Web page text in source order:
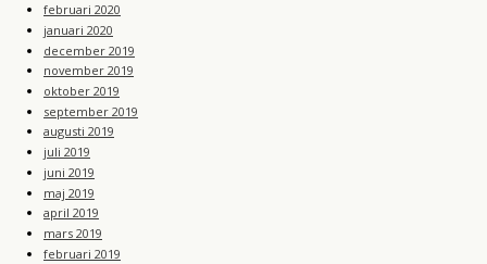
februari 2020
januari 2020
december 2019
november 2019
oktober 2019
september 2019
augusti 2019
juli 2019
juni 2019
maj 2019
april 2019
mars 2019
februari 2019